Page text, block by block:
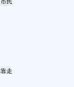
民
走